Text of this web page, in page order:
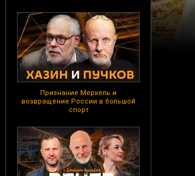
Признание Меркель и
возвращение России в большой
спорт